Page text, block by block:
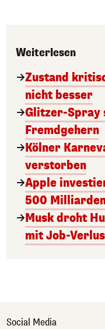
Weiterlesen
Zustand
nicht besser
Glitzer-Spray
Fremdgehern
Kölner
verstorben
Apple
500
Musk droht
mit Job-
Social Media